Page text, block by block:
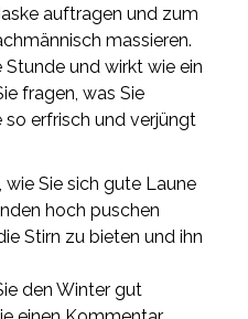
auftragen und zum
massieren.
Stunde und wirkt wie ein
fragen, was Sie
so erfrisch und verjüngt
wie Sie sich gute Laune
hoch puschen
Stirn zu bieten und ihn
den Winter gut